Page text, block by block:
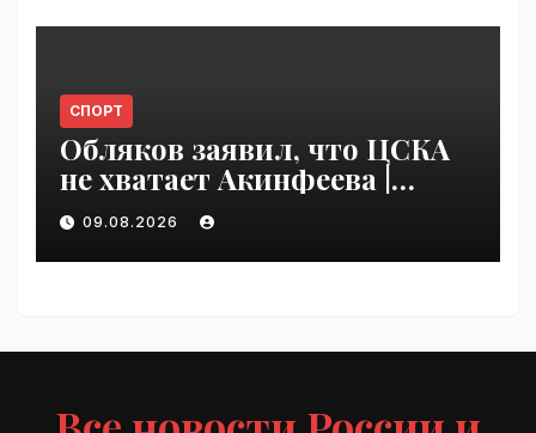
СПОРТ
Обляков заявил, что ЦСКА
не хватает Акинфеева |
VseTime.ru
09.08.2026